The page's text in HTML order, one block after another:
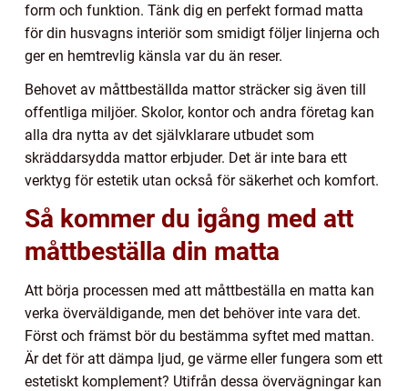
form och funktion. Tänk dig en perfekt formad matta
för din husvagns interiör som smidigt följer linjerna och
ger en hemtrevlig känsla var du än reser.
Behovet av måttbeställda mattor sträcker sig även till
offentliga miljöer. Skolor, kontor och andra företag kan
alla dra nytta av det självklarare utbudet som
skräddarsydda mattor erbjuder. Det är inte bara ett
verktyg för estetik utan också för säkerhet och komfort.
Så kommer du igång med att
måttbeställa din matta
Att börja processen med att måttbeställa en matta kan
verka överväldigande, men det behöver inte vara det.
Först och främst bör du bestämma syftet med mattan.
Är det för att dämpa ljud, ge värme eller fungera som ett
estetiskt komplement? Utifrån dessa övervägningar kan